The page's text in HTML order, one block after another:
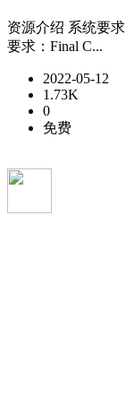
资源介绍 系统要
要求：Final C...
2022-05-12
1.73K
0
免费